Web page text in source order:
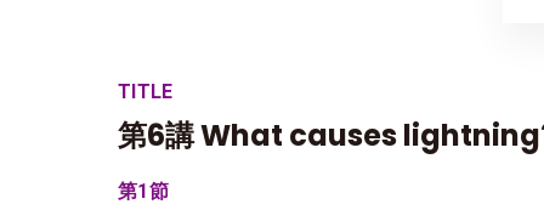
TITLE
第6講 What causes
第1節